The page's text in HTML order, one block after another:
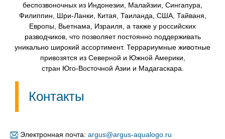
беспозвоночных из Индонезии, Малайзии, Сингапура,
Филиппин, Шри-Ланки, Китая, Таиланда, США, Тайваня,
Европы, Вьетнама, Израиля, а также у российских
разводчиков, что позволяет постоянно поддерживать
уникально широкий ассортимент. Террариумные животные
привозятся из Северной и Южной Америки,
стран Юго-Восточной Азии и Мадагаскара.
Контакты
Электронная почта: argus@argus-aqualogo.ru